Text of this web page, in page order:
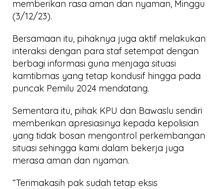
memberikan rasa aman dan nyaman, Minggu
(3/12/23).
Bersamaan itu, pihaknya juga aktif melakukan
interaksi dengan para staf setempat dengan
berbagi informasi guna menjaga situasi
kamtibmas yang tetap kondusif hingga pada
puncak Pemilu 2024 mendatang.
Sementara itu, pihak KPU dan Bawaslu sendiri
memberikan apresiasinya kepada kepolisian
yang tidak bosan mengontrol perkembangan
situasi sehingga kami dalam bekerja juga
merasa aman dan nyaman.
“Terimakasih pak sudah tetap eksis